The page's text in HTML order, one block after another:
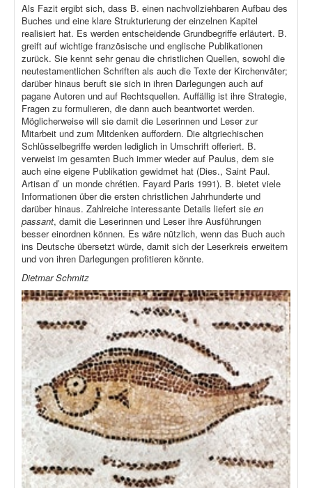
Als Fazit ergibt sich, dass B. einen nachvollziehbaren Aufbau des
Buches und eine klare Strukturierung der einzelnen Kapitel
realisiert hat. Es werden entscheidende Grundbegriffe erläutert. B.
greift auf wichtige französische und englische Publikationen
zurück. Sie kennt sehr genau die christlichen Quellen, sowohl die
neutestamentlichen Schriften als auch die Texte der Kirchenväter;
darüber hinaus beruft sie sich in ihren Darlegungen auch auf
pagane Autoren und auf Rechtsquellen. Auffällig ist ihre Strategie,
Fragen zu formulieren, die dann auch beantwortet werden.
Möglicherweise will sie damit die Leserinnen und Leser zur
Mitarbeit und zum Mitdenken auffordern. Die altgriechischen
Schlüsselbegriffe werden lediglich in Umschrift offeriert. B.
verweist im gesamten Buch immer wieder auf Paulus, dem sie
auch eine eigene Publikation gewidmet hat (Dies., Saint Paul.
Artisan d’ un monde chrétien. Fayard Paris 1991). B. bietet viele
Informationen über die ersten christlichen Jahrhunderte und
darüber hinaus. Zahlreiche interessante Details liefert sie en
passant, damit die Leserinnen und Leser ihre Ausführungen
besser einordnen können. Es wäre nützlich, wenn das Buch auch
ins Deutsche übersetzt würde, damit sich der Leserkreis erweitern
und von ihren Darlegungen profitieren könnte.
Dietmar Schmitz